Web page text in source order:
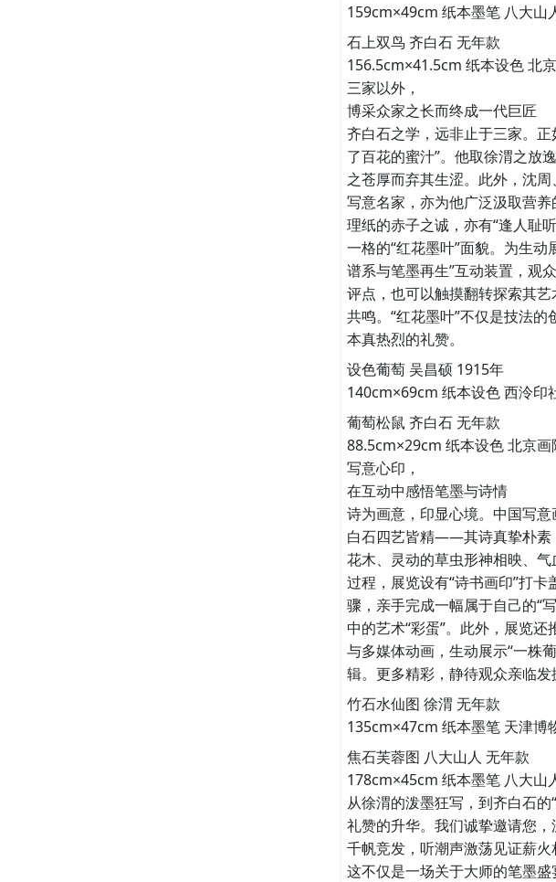
159cm×49cm 纸本墨笔 八大山
石上双鸟 齐白石 无年款
156.5cm×41.5cm 纸本设色 北
三家以外，
博采众家之长而终成一代巨匠
齐白石之学，远非止于三家。
了百花的蜜汁”。他取徐渭之放
之苍厚而弃其生涩。此外，沈
写意名家，亦为他广泛汲取营
理纸的赤子之诚，亦有“逢人耻
一格的“红花墨叶”面貌。为生
谱系与笔墨再生”互动装置，观
评点，也可以触摸翻转探索其
共鸣。“红花墨叶”不仅是技法
本真热烈的礼赞。
设色葡萄 吴昌硕 1915年
140cm×69cm 纸本设色 西泠印
葡萄松鼠 齐白石 无年款
88.5cm×29cm 纸本设色 北京画
写意心印，
在互动中感悟笔墨与诗情
诗为画意，印显心境。中国写
白石四艺皆精——其诗真挚朴素
花木、灵动的草虫形神相映、
过程，展览设有“诗书画印”打
骤，亲手完成一幅属于自己的“
中的艺术“彩蛋”。此外，展览
与多媒体动画，生动展示“一株
辑。更多精彩，静待观众亲临发
竹石水仙图 徐渭 无年款
135cm×47cm 纸本墨笔 天津博
焦石芙蓉图 八大山人 无年款
178cm×45cm 纸本墨笔 八大山
从徐渭的泼墨狂写，到齐白石
礼赞的升华。我们诚挚邀请您
千帆竞发，听潮声激荡见证薪火
这不仅是一场关于大师的笔墨盛